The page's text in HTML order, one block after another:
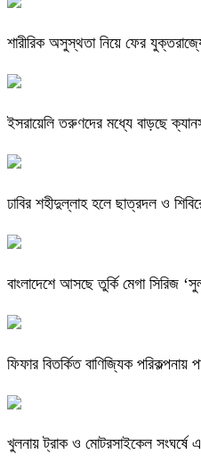
শারীরিক অসুস্থতা নিয়ে ফের
ইসরায়েলি তরুণদের মধ্যে বাড়ছে
ঢাবির শহীদুল্লাহ হলে ছাত্রদল ও
বাংলাদেশে আসছে তুর্কি মেগা সিরিজ
ফিফার বিতর্কিত বাণিজ্যিক
খুলনায় ট্রাক ও মোটরসাইকেল সংঘর্ষে